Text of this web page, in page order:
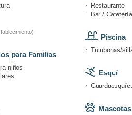
para Familias
niños
Restaurante
Bar / Cafetería
Piscina
Tumbonas/
Esquí
Mascotas